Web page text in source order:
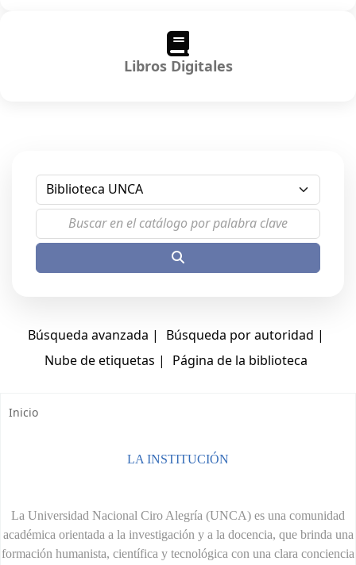
Libros Digitales
Inicio
LA INSTITUCIÓN
La Universidad Nacional Ciro Alegría (UNCA) es una comunidad
académica orientada a la investigación y a la docencia, que brinda una
formación humanista, científica y tecnológica con una clara conciencia